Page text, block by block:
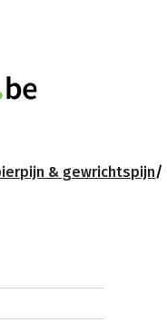
& gewrichtspijn